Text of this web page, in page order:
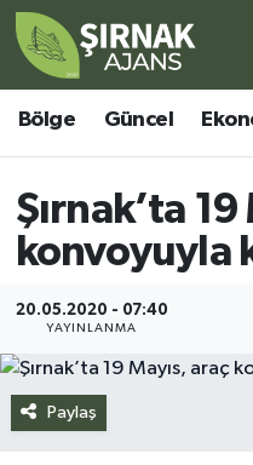
Bölge Güncel
Şırnak’ta 19
konvoyuyla
20.05.2020 - 07:40
YAYINLANMA
Paylaş
Bölge
Güncel
Ekonomi
Yaşam
Sağlık
Şırnak Nöbetçi
Şırnak Hava
Şirnak Namaz
Şırnak Trafik
Süper Lig Puan
Tüm Manşetler